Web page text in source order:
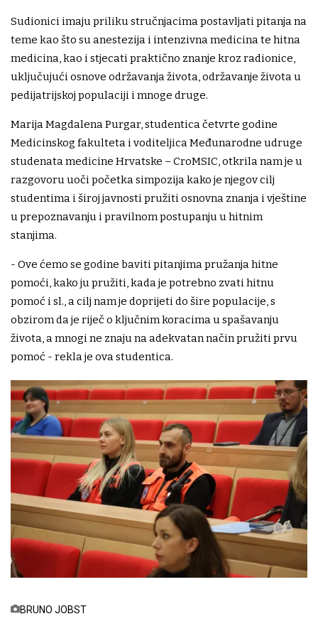
Sudionici imaju priliku stručnjacima postavljati pitanja na
teme kao što su anestezija i intenzivna medicina te hitna
medicina, kao i stjecati praktično znanje kroz radionice,
uključujući osnove održavanja života, održavanje života u
pedijatrijskoj populaciji i mnoge druge.
Marija Magdalena Purgar, studentica četvrte godine
Medicinskog fakulteta i voditeljica Međunarodne udruge
studenata medicine Hrvatske – CroMSIC, otkrila nam je u
razgovoru uoči početka simpozija kako je njegov cilj
studentima i široj javnosti pružiti osnovna znanja i vještine
u prepoznavanju i pravilnom postupanju u hitnim
stanjima.
- Ove ćemo se godine baviti pitanjima pružanja hitne
pomoći, kako ju pružiti, kada je potrebno zvati hitnu
pomoć i sl., a cilj nam je doprijeti do šire populacije, s
obzirom da je riječ o ključnim koracima u spašavanju
života, a mnogi ne znaju na adekvatan način pružiti prvu
pomoć - rekla je ova studentica.
BRUNO JOBST